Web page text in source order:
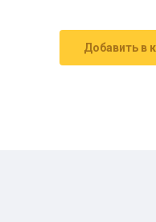
Добавить в